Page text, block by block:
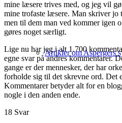
Artikler om Aspergers
mine læsere trives med, og jeg vil
mine trofaste læsere. Man skriver jo
men til dem man ved kommer igen
gøres noget særligt.
Lige nu har jeg i alt 1.700
egne svar på andres kommentarer.
gange er der mennesker, der har
forholde sig til det skrevne ord. Det
Kommentarer betyder alt for en
nogle i den anden ende.
18 Svar